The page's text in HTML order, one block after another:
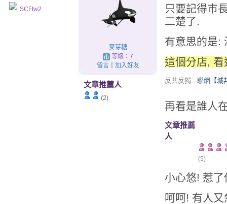
SCFtw2
麥芽糖
等級：7
留言｜ 加入好友
文章推薦人
(2)
只要記得市
二楚了.
有意思的是:
這個分店,
反共反獨 聯網【城
再看是誰人
文章推薦
人
(5)
小心悠! 惹
呵呵! 有人